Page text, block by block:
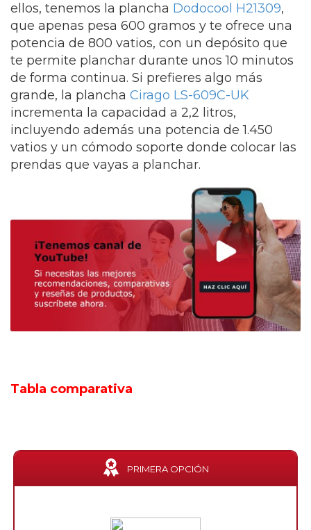
ellos, tenemos la plancha Dodocool H21309,
que apenas pesa 600 gramos y te ofrece una
potencia de 800 vatios, con un depósito que
te permite planchar durante unos 10 minutos
de forma continua. Si prefieres algo más
grande, la plancha Cirago LS-609C-UK
incrementa la capacidad a 2,2 litros,
incluyendo además una potencia de 1.450
vatios y un cómodo soporte donde colocar las
prendas que vayas a planchar.
Tabla comparativa
PRIMERA OPCIÓN